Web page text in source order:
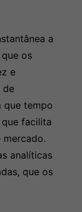
a
os
e
de
que tempo
facilita
analíticas
que os